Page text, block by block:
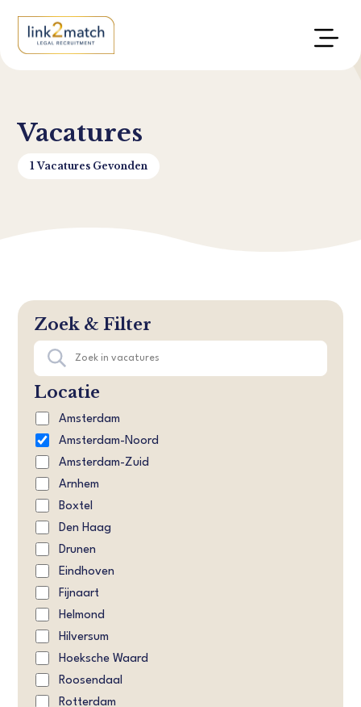
Vacatures
1 Vacatures Gevonden
Zoek & Filter
Locatie
Amsterdam
Amsterdam-Noord
Amsterdam-Zuid
Arnhem
Boxtel
Den Haag
Drunen
Eindhoven
Fijnaart
Helmond
Hilversum
Hoeksche Waard
Roosendaal
Rotterdam